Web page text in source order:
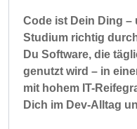
Code ist Dein Ding
Studium richtig
Du Software, die
genutzt wird – in
mit hohem IT-
Dich im Dev-Alltag